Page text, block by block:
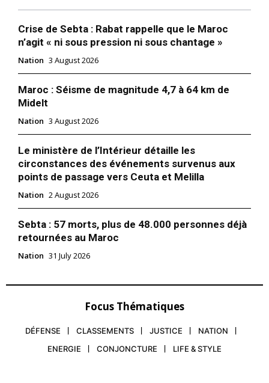
Crise de Sebta : Rabat rappelle que le Maroc
n’agit « ni sous pression ni sous chantage »
Nation 3 August 2026
Maroc : Séisme de magnitude 4,7 à 64 km de
Midelt
Nation 3 August 2026
Le ministère de l’Intérieur détaille les
circonstances des événements survenus aux
points de passage vers Ceuta et Melilla
Nation 2 August 2026
Sebta : 57 morts, plus de 48.000 personnes déjà
retournées au Maroc
Nation 31 July 2026
Focus Thématiques
DÉFENSE CLASSEMENTS JUSTICE
NATION
ENERGIE
CONJONCTURE LIFE & STYLE